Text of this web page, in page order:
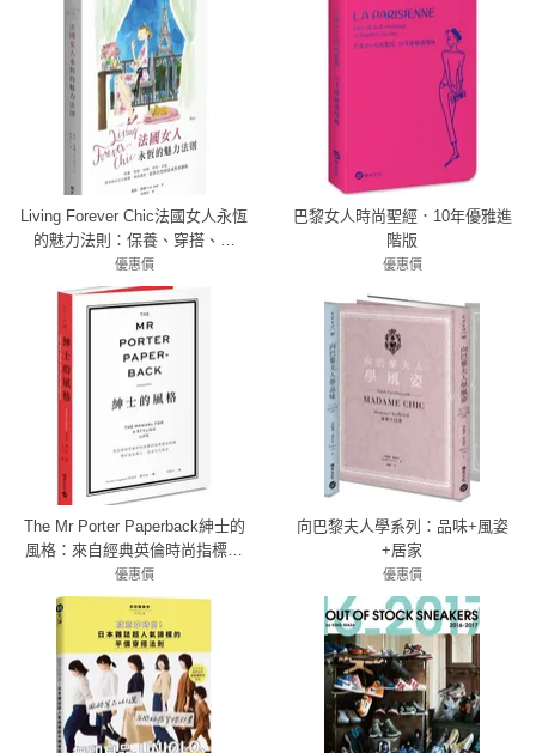
Living Forever Chic法國女人永恆
的魅力法則：保養、穿搭、料
理、待客、布置，教你如何日日
優雅，風格獨具，從容自在的法
式生活藝術
優惠價
5折 225元
巴黎女人時尚聖經．10年優雅進
階版
優惠價
The Mr Porter Paperback紳士的
風格：來自經典英倫時尚指標的
風格養成指南，樂於身為男人，
活出不凡氣派
優惠價
79折 379元
向巴黎夫人學系列：品味+風姿
+居家
優惠價
79折 711元